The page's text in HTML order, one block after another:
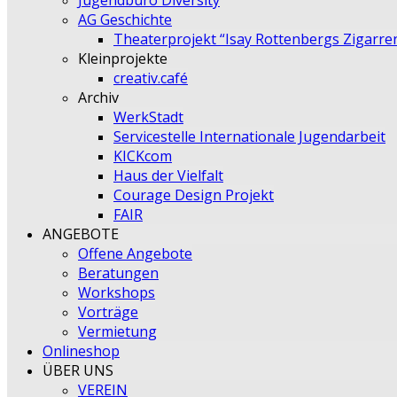
AG Geschichte
Theaterprojekt “Isay Rottenbergs
Kleinprojekte
creativ.café
Archiv
WerkStadt
Servicestelle Internationale Jugendarbeit
KICKcom
Haus der Vielfalt
Courage Design Projekt
FAIR
ANGEBOTE
Offene Angebote
Beratungen
Workshops
Vorträge
Vermietung
Onlineshop
ÜBER UNS
VEREIN